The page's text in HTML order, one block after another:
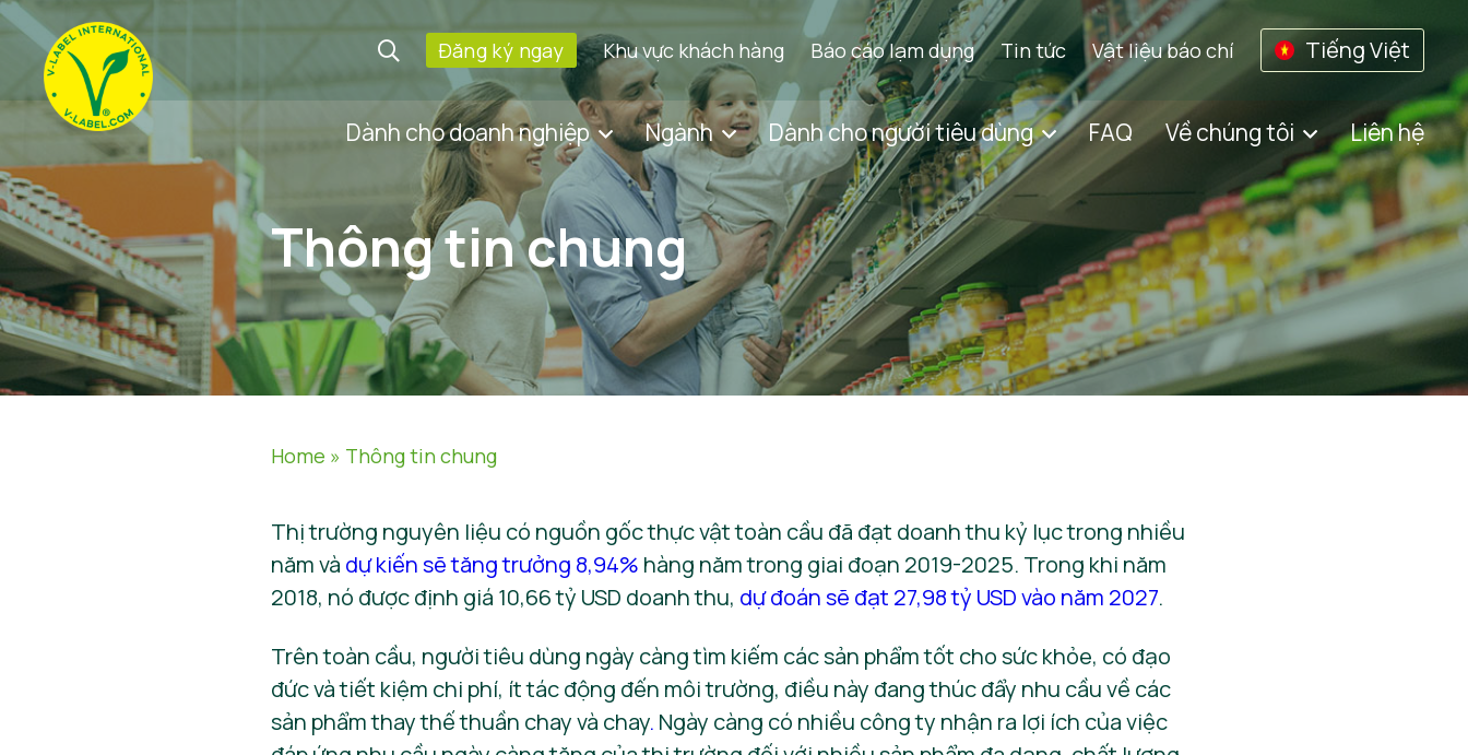
Đăng ký ngay Khu vực khách hàng Báo cáo lạm dụng Tin tức Vật liệu báo chí Tiếng Việt
Dành cho doanh nghiệp Ngành Dành cho người tiêu dùng FAQ Về chúng tôi Liên hệ
Thông tin chung
Home » Thông tin chung
Thị trường nguyên liệu có nguồn gốc thực vật toàn cầu đã đạt doanh thu kỷ lục trong nhiều
năm và dự kiến sẽ tăng trưởng 8,94% hàng năm trong giai đoạn 2019-2025. Trong khi năm
2018, nó được định giá 10,66 tỷ USD doanh thu, dự đoán sẽ đạt 27,98 tỷ USD vào năm 2027.
Trên toàn cầu, người tiêu dùng ngày càng tìm kiếm các sản phẩm tốt cho sức khỏe, có đạo
đức và tiết kiệm chi phí, ít tác động đến môi trường, điều này đang thúc đẩy nhu cầu về các
sản phẩm thay thế thuần chay và chay. Ngày càng có nhiều công ty nhận ra lợi ích của việc